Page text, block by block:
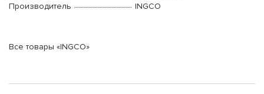
Производитель
INGCO
Все товары «INGCO»